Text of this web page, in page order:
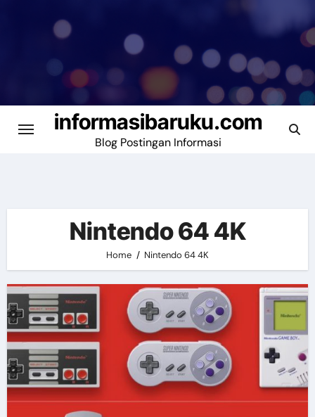
informasibaruku.com
Blog Postingan Informasi
Nintendo 64 4K
Home Nintendo 64 4K